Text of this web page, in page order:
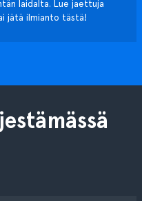
laidalta. Lue jaettuja
jätä ilmianto tästä!